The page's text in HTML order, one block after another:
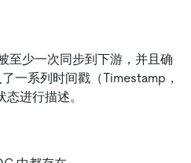
至少一次同步到下游，并且确
一系列时间戳（Timestamp，
进行描述。